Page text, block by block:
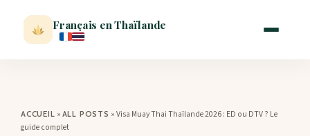
Français en Thaïlande
ACCUEIL » ALL POSTS »Visa Muay Thai Thaïlande 2026 : ED ou DTV ? Le
guide complet